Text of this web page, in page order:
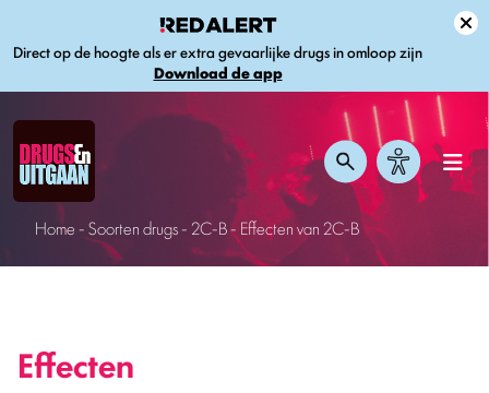
Direct op de hoogte als er extra gevaarlijke drugs in omloop zijn
Download de app
Home-Soorten drugs- 2C-B-Effecten van 2C-B
Effecten